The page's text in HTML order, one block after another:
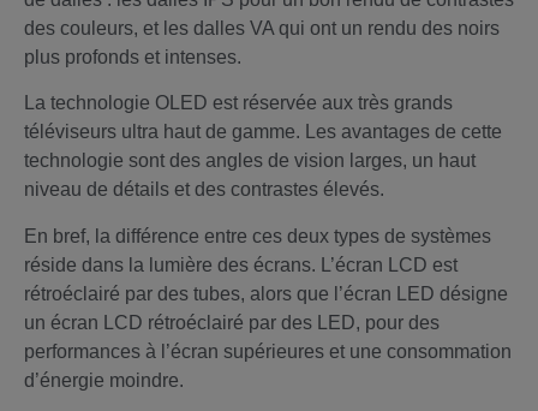
des couleurs, et les dalles VA qui ont un rendu des noirs
plus profonds et intenses.
La technologie OLED est réservée aux très grands
téléviseurs ultra haut de gamme. Les avantages de cette
technologie sont des angles de vision larges, un haut
niveau de détails et des contrastes élevés.
En bref, la différence entre ces deux types de systèmes
réside dans la lumière des écrans. L’écran LCD est
rétroéclairé par des tubes, alors que l’écran LED désigne
un écran LCD rétroéclairé par des LED, pour des
performances à l’écran supérieures et une consommation
d’énergie moindre.